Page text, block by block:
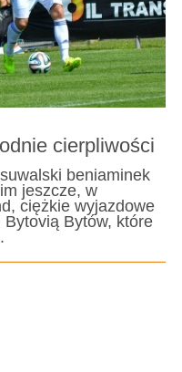
cierpliwości
beniaminek
jeszcze, w
ciężkie wyjazdowe
Bytów, które